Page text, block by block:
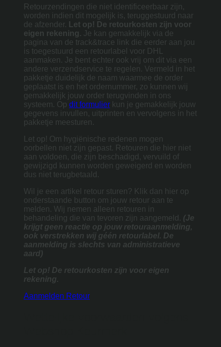
Retourzendingen die niet identificeerbaar zijn,
worden indien dit mogelijk is, teruggestuurd naar
de afzender.
Let op! De retourkosten zijn voor
eigen rekening. Je kan gemakkelijk via de
pagina van de track&trace link die eerder aan jou
is toegestuurd een retourlabel voor DHL
aanmaken. Je bent echter ook vrij om dit via een
andere verzendservice te regelen. Vermeld in het
pakketje duidelijk de naam waarmee de order
geplaatst is en het ordernummer, zo kunnen wij
gemakkelijk jouw order terugvinden in ons
systeem. Op dit formulier kun je gemakkelijk jouw
gegevens invullen, uitprinten en vervolgens in het
pakketje meesturen.
Let op! Om hygiënische redenen mogen
oorbellen niet zijn gepast. Retouren die hier niet
aan voldoen, die zijn beschadigd, vervuild of
gewijzigd kunnen worden geweigerd en worden
dus niet terugbetaald.
Wil je een artikel retour sturen? Klik dan hier op
onderstaande button om jouw retour aan te
melden. Wij nemen alleen retouren in
behandeling die van tevoren zijn aangemeld. (Je
krijgt geen reactie op jouw retouraanmelding,
ook verstrekken wij géén retourlabel. De
aanmelding is slechts van administratieve
aard)
Let op! De retourkosten zijn voor eigen
rekening.
Aanmelden Retour